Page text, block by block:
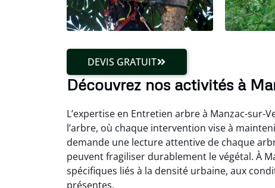
DEVIS GRATUIT
Découvrez nos activités à
L’expertise en Entretien arbre à Manzac-
l’arbre, où chaque intervention vise à
demande une lecture attentive de chaque
peuvent fragiliser durablement le végétal. À
spécifiques liés à la densité urbaine, aux
présentes.